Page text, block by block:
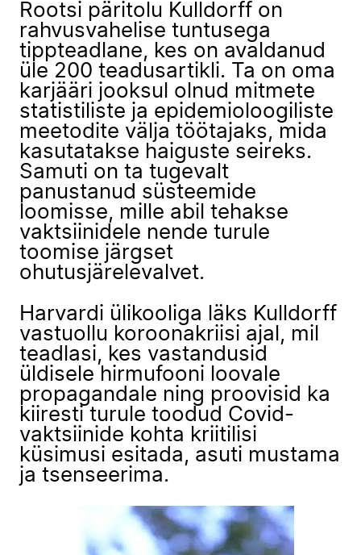
Rootsi päritolu Kulldorff on
rahvusvahelise tuntusega
tippteadlane, kes on avaldanud
üle 200 teadusartikli. Ta on oma
karjääri jooksul olnud mitmete
statistiliste ja epidemioloogiliste
meetodite välja töötajaks, mida
kasutatakse haiguste seireks.
Samuti on ta tugevalt
panustanud süsteemide
loomisse, mille abil tehakse
vaktsiinidele nende turule
toomise järgset
ohutusjärelevalvet.
Harvardi ülikooliga läks Kulldorff
vastuollu koroonakriisi ajal, mil
teadlasi, kes vastandusid
üldisele hirmufooni loovale
propagandale ning proovisid ka
kiiresti turule toodud Covid-
vaktsiinide kohta kriitilisi
küsimusi esitada, asuti mustama
ja tsenseerima.